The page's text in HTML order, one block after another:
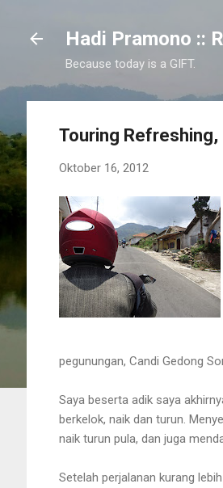
Hadi Pramono ::
Because today is a GIFT.
Touring Refreshing,
Oktober 16, 2012
pegunungan, Candi Gedong
Saya beserta adik saya
berkelok, naik dan turun.
naik turun pula, dan juga
Setelah perjalanan kurang